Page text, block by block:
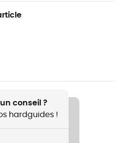
conseil ?
hardguides !